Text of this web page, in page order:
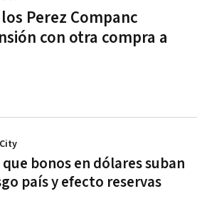
Perez Companc
con otra compra a
bonos en dólares suban
país y efecto reservas